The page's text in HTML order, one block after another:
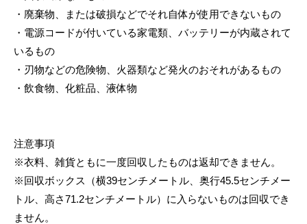
・廃棄物、または破損などでそれ自体が使用できないもの
・電源コードが付いている家電類、バッテリーが内蔵されて
いるもの
・刃物などの危険物、火器類など発火のおそれがあるもの
・飲食物、化粧品、液体物
注意事項
※衣料、雑貨ともに一度回収したものは返却できません。
※回収ボックス（横39センチメートル、奥行45.5センチメー
トル、高さ71.2センチメートル）に入らないものは回収でき
ません。